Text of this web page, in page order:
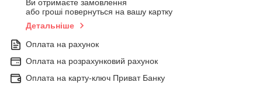
Ви отримаєте замовлення
або гроші повернуться на вашу картку
Детальніше
Оплата на рахунок
Оплата на розрахунковий рахунок
Оплата на карту-ключ Приват Банку